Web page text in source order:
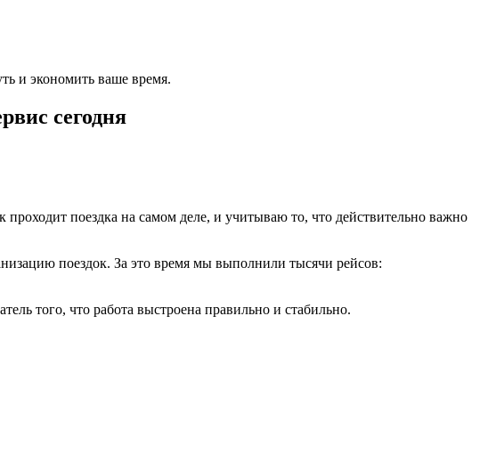
и экономить ваше время.
сегодня
поездка на самом деле, и учитываю то, что действительно важно
поездок. За это время мы выполнили тысячи рейсов:
того, что работа выстроена правильно и стабильно.